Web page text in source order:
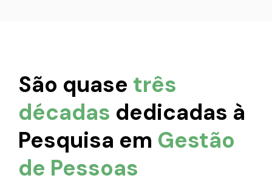
São quase três
décadas dedicadas à
Pesquisa em Gestão
de Pessoas